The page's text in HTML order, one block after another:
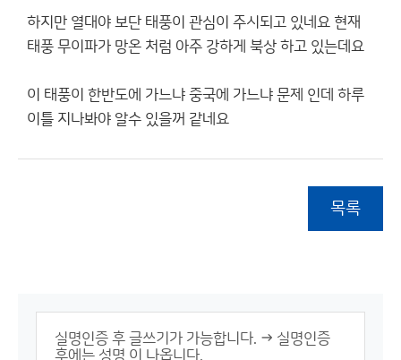
하지만 열대야 보단 태풍이 관심이 주시되고 있네요 현재
태풍 무이파가 망온 처럼 아주 강하게 북상 하고 있는데요
이 태풍이 한반도에 가느냐 중국에 가느냐 문제 인데 하루
이틀 지나봐야 알수 있을꺼 같네요
목록